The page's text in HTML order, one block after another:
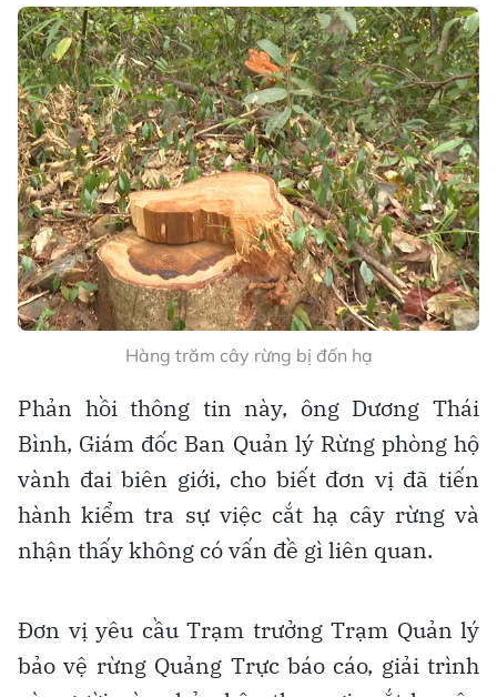
Hàng trăm cây rừng bị đốn hạ
Phản hồi thông tin này, ông Dương Thái
Bình, Giám đốc Ban Quản lý Rừng phòng hộ
vành đai biên giới, cho biết đơn vị đã tiến
hành kiểm tra sự việc cắt hạ cây rừng và
nhận thấy không có vấn đề gì liên quan.
Đơn vị yêu cầu Trạm trưởng Trạm Quản lý
bảo vệ rừng Quảng Trực báo cáo, giải trình